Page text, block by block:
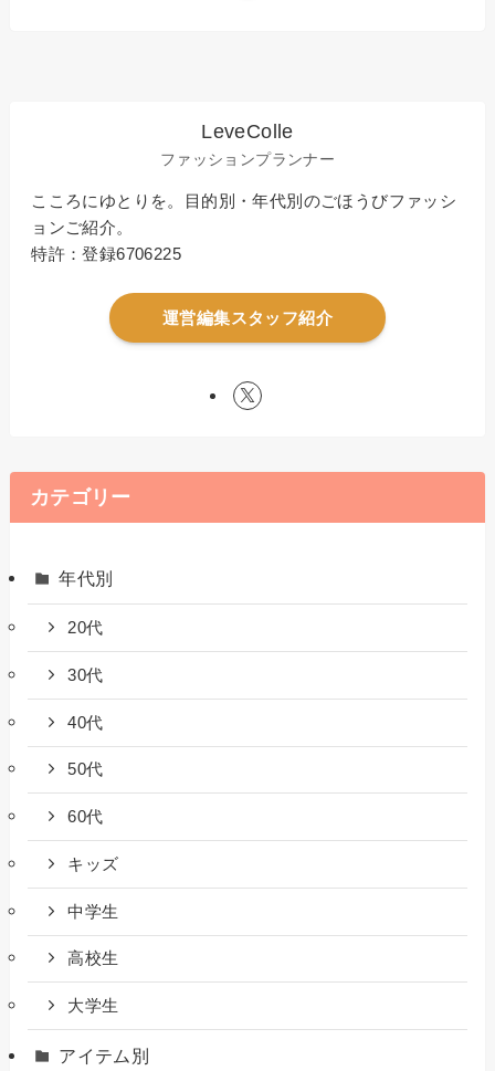
LeveColle
ファッションプランナー
こころにゆとりを。目的別・年代別のごほうびファッシ
ョンご紹介。
特許：登録6706225
運営編集スタッフ紹介
カテゴリー
年代別
20代
30代
40代
50代
60代
キッズ
中学生
高校生
大学生
アイテム別